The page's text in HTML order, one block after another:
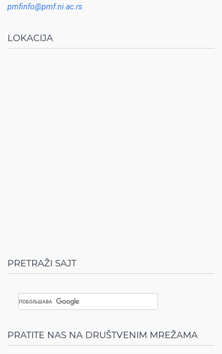
pmfinfo@pmf.ni.ac.rs
LOKACIJA
PRETRAŽI SAJT
PRATITE NAS NA DRUŠTVENIM MREŽAMA